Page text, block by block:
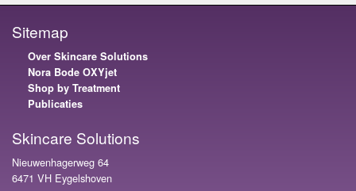
Sitemap
Over Skincare Solutions
Nora Bode OXYjet
Shop by Treatment
Publicaties
Skincare Solutions
Nieuwenhagerweg 64
6471 VH Eygelshoven